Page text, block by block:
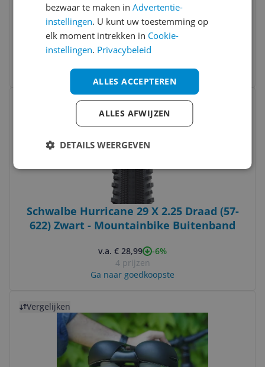
Selle SMP Tour E-Bike Fietszadel - Zwart -
Medium
v.a. € 67,99
-19%
2 prijzen
Ga naar goedkoopste
Schwalbe Hurricane 29 X 2.25 Draad (57-
622) Zwart - Mountainbike Buitenband
v.a. € 28,99
-6%
4 prijzen
Ga naar goedkoopste
Bekijk product
Vergelijken
bezwaar te maken inAdvertentie-
instellingen. U kunt uw toestemming op
elk moment intrekken in Cookie-
instellingen. Privacybeleid
ALLES ACCEPTEREN
ALLES AFWIJZEN
DETAILS WEERGEVEN